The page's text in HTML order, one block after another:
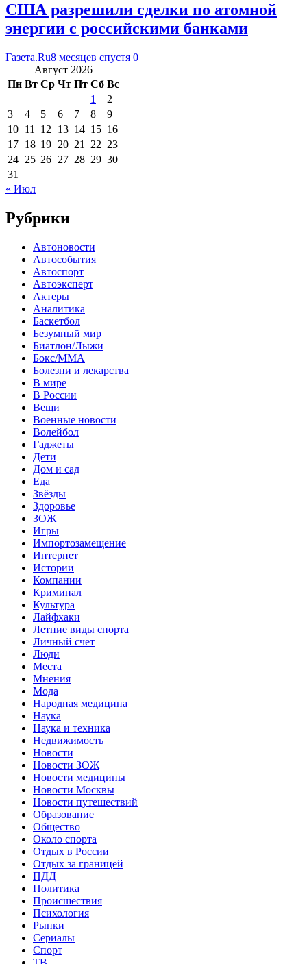
США разрешили сделки по атомной
энергии с российскими банками
Газета.Ru8 месяцев спустя 0
Август 2026
Пн Вт Ср Чт Пт Сб Вс
1
2
3
4 5 6 7 8
9
10 11 12 13 14 15 16
17 18 19 20 21 22 23
24 25 26 27 28 29 30
31
« Июл
Рубрики
Автоновости
Автособытия
Автоспорт
Автоэксперт
Актеры
Аналитика
Баскетбол
Безумный мир
Биатлон/Лыжи
Бокс/MMA
Болезни и лекарства
В мире
В России
Вещи
Военные новости
Волейбол
Гаджеты
Дети
Дом и сад
Еда
Звёзды
Здоровье
ЗОЖ
Игры
Импортозамещение
Интернет
Истории
Компании
Криминал
Культура
Лайфхаки
Летние виды спорта
Личный счет
Люди
Места
Мнения
Мода
Народная медицина
Наука
Наука и техника
Недвижимость
Новости
Новости ЗОЖ
Новости медицины
Новости Москвы
Новости путешествий
Образование
Общество
Около спорта
Отдых в России
Отдых за границей
ПДД
Политика
Происшествия
Психология
Рынки
Сериалы
Спорт